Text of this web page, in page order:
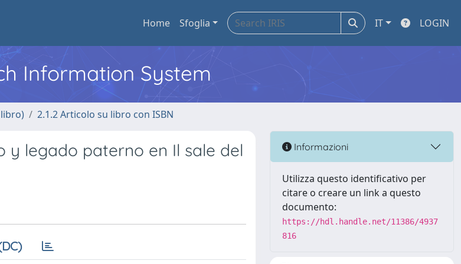
Home Sfoglia IT LOGIN
Information System
2.1.2 Articolo su libro con ISBN
y legado paterno en Il sale del
Informazioni
Utilizza questo identificativo per
citare o creare un link a questo
documento:
https://hdl.handle.net/11386/4937
816